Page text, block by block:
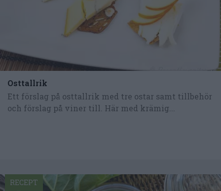
Osttallrik
Ett förslag på osttallrik med tre ostar samt tillbehör
och förslag på viner till. Här med krämig...
RECEPT